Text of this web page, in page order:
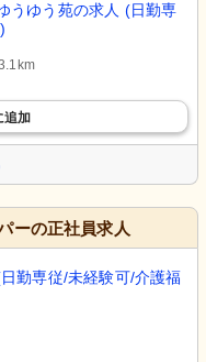
うゆう苑の求人 (日勤専
追加
ーの正社員求人
勤専従/未経験可/介護福